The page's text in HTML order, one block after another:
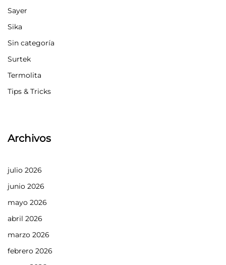
Sayer
Sika
Sin categoría
Surtek
Termolita
Tips & Tricks
Archivos
julio 2026
junio 2026
mayo 2026
abril 2026
marzo 2026
febrero 2026